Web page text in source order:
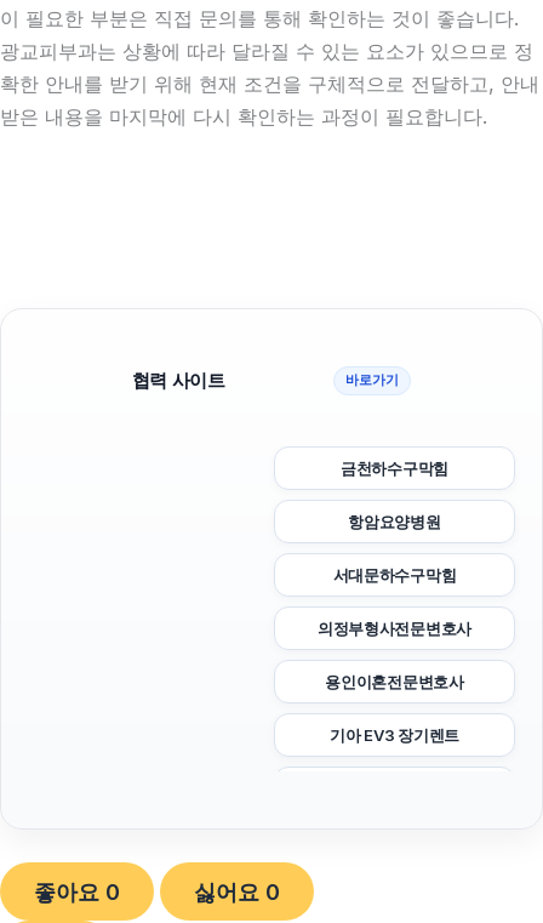
이 필요한 부분은 직접 문의를 통해 확인하는 것이 좋습니다.
광교피부과는 상황에 따라 달라질 수 있는 요소가 있으므로 정
확한 안내를 받기 위해 현재 조건을 구체적으로 전달하고, 안내
받은 내용을 마지막에 다시 확인하는 과정이 필요합니다.
협력 사이트 바로가기
금천하수구막힘
항암요양병원
서대문하수구막힘
의정부형사전문변호사
용인이혼전문변호사
기아 EV3 장기렌트
좋아요 0 싫어요 0